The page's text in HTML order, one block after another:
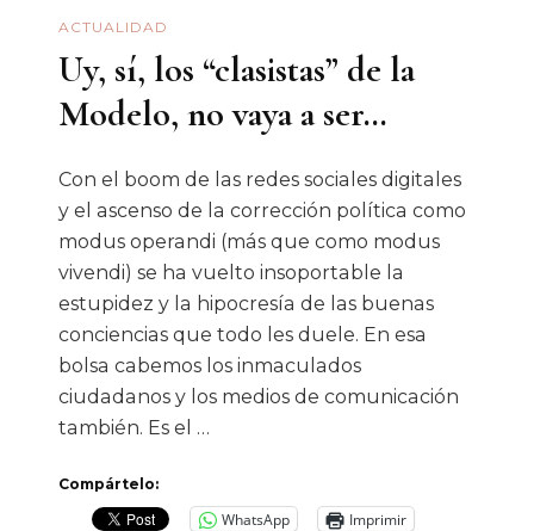
ACTUALIDAD
Uy, sí, los “clasistas” de la
Modelo, no vaya a ser…
Con el boom de las redes sociales digitales
y el ascenso de la corrección política como
modus operandi (más que como modus
vivendi) se ha vuelto insoportable la
estupidez y la hipocresía de las buenas
conciencias que todo les duele. En esa
bolsa cabemos los inmaculados
ciudadanos y los medios de comunicación
también. Es el …
Compártelo:
WhatsApp
Imprimir